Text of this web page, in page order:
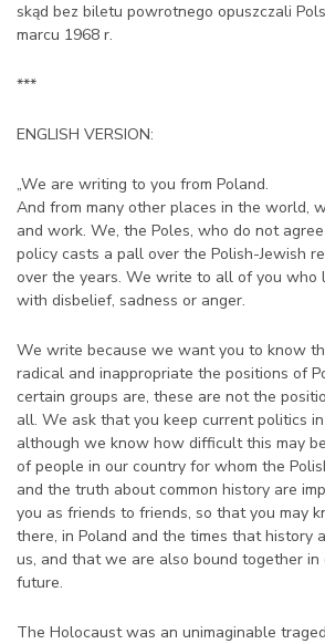
skąd bez biletu powrotnego opuszczali
marcu 1968 r.
***
ENGLISH VERSION:
„We are writing to you from Poland.
And from many other places in the world,
and work. We, the Poles, who do not
policy casts a pall over the Polish-Jewish
over the years. We write to all of you who
with disbelief, sadness or anger.
We write because we want you to know
radical and inappropriate the positions of
certain groups are, these are not the
all. We ask that you keep current politics
although we know how difficult this may
of people in our country for whom the
and the truth about common history are
you as friends to friends, so that you may
there, in Poland and the times that history
us, and that we are also bound together
future.
The Holocaust was an unimaginable